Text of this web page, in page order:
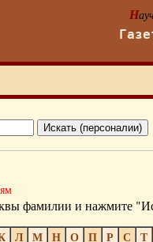
Н
фамилии и нажмите
Л М Н О П Р С Т